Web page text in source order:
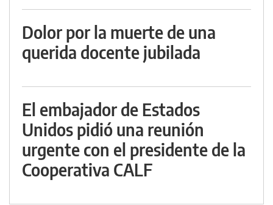
Dolor por la muerte de una
querida docente jubilada
El embajador de Estados
Unidos pidió una reunión
urgente con el presidente de la
Cooperativa CALF